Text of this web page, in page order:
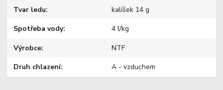
Tvar ledu kalíšek 14 g
Spotřeba vody 4 l/kg
Výrobce NTF
Druh chlazení A - vzduchem